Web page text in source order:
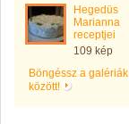
Hegedüs
Marianna
receptjei
109 kép
Böngéssz a galériák
között!